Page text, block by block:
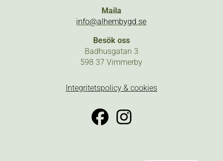
Maila
info@alhembygd.se
Besök oss
Badhusgatan 3
598 37 Vimmerby
Integritetspolicy & cookies